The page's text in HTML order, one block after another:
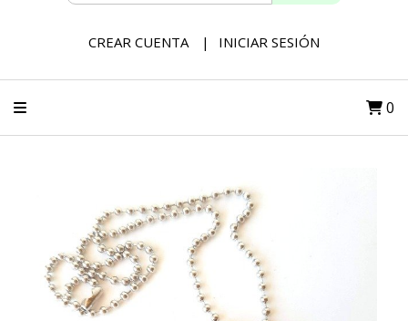
CREAR CUENTA INICIAR SESIÓN
0